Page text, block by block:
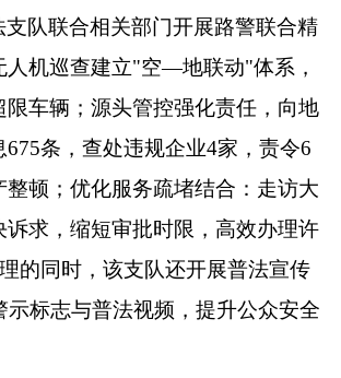
支队联合相关部门开展路警联合精
人机巡查建立"空—地联动"体系，
限车辆；源头管控强化责任，向地
条，查处违规企业4家，责令6
整顿；优化服务疏堵结合：走访大
诉求，缩短审批时限，高效办理许
的同时，该支队还开展普法宣传
示标志与普法视频，提升公众安全